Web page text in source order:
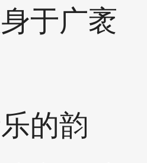
于广袤
的韵